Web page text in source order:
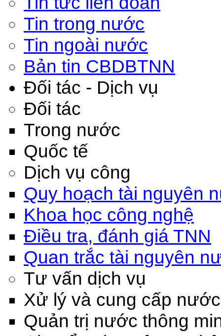
Tin trong nước
Tin ngoài nước
Bản tin CBDBTNN
Đối tác - Dịch vụ
Đối tác
Trong nước
Quốc tế
Dịch vụ công
Quy hoạch tài nguyên
Khoa học công nghệ
Điều tra, đánh giá TNN
Quan trắc tài nguyên
Tư vấn dịch vụ
Xử lý và cung cấp nước
Quản trị nước thông